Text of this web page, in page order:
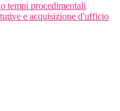
tempi procedimentali
e acquisizione d'ufficio